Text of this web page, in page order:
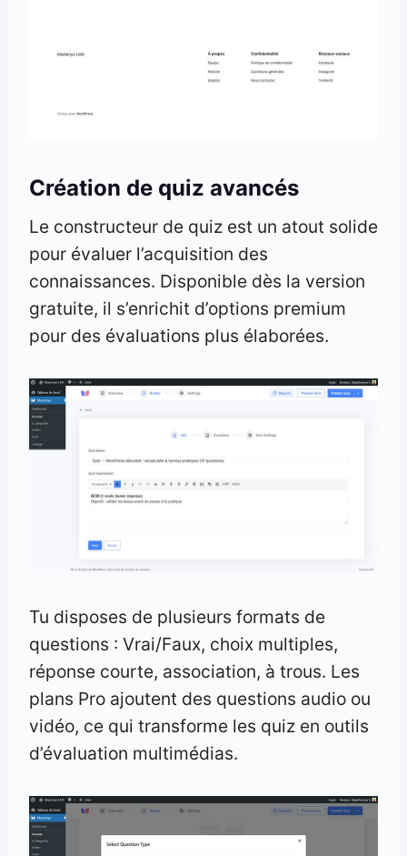
Création de quiz avancés
Le constructeur de quiz est un atout solide
pour évaluer l’acquisition des
connaissances. Disponible dès la version
gratuite, il s’enrichit d’options premium
pour des évaluations plus élaborées.
Tu disposes de plusieurs formats de
questions : Vrai/Faux, choix multiples,
réponse courte, association, à trous. Les
plans Pro ajoutent des questions audio ou
vidéo, ce qui transforme les quiz en outils
d’évaluation multimédias.